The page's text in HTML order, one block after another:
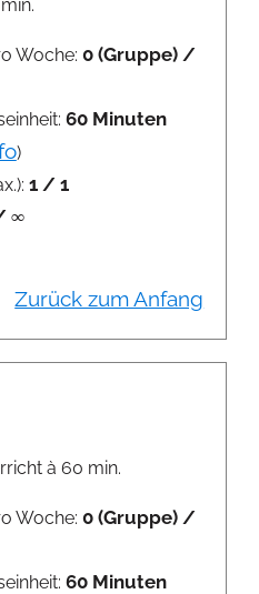
Woche: 0 (Gruppe) /
60 Minuten
)
1 / 1
∞
Zurück zum Anfang
à 60 min.
Woche: 0 (Gruppe) /
60 Minuten